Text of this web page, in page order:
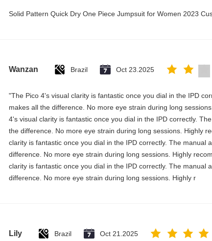
Solid Pattern Quick Dry One Piece Jumpsuit for Women 2023
Wanzan Brazil Oct 23.2025
"The Pico 4's visual clarity is fantastic once you dial in the IPD
makes all the difference. No more eye strain during long
4's visual clarity is fantastic once you dial in the IPD correctly.
the difference. No more eye strain during long sessions. Highly
clarity is fantastic once you dial in the IPD correctly. The
difference. No more eye strain during long sessions. Highly
clarity is fantastic once you dial in the IPD correctly. The
difference. No more eye strain during long sessions. Highly r
Lily Brazil Oct 21.2025